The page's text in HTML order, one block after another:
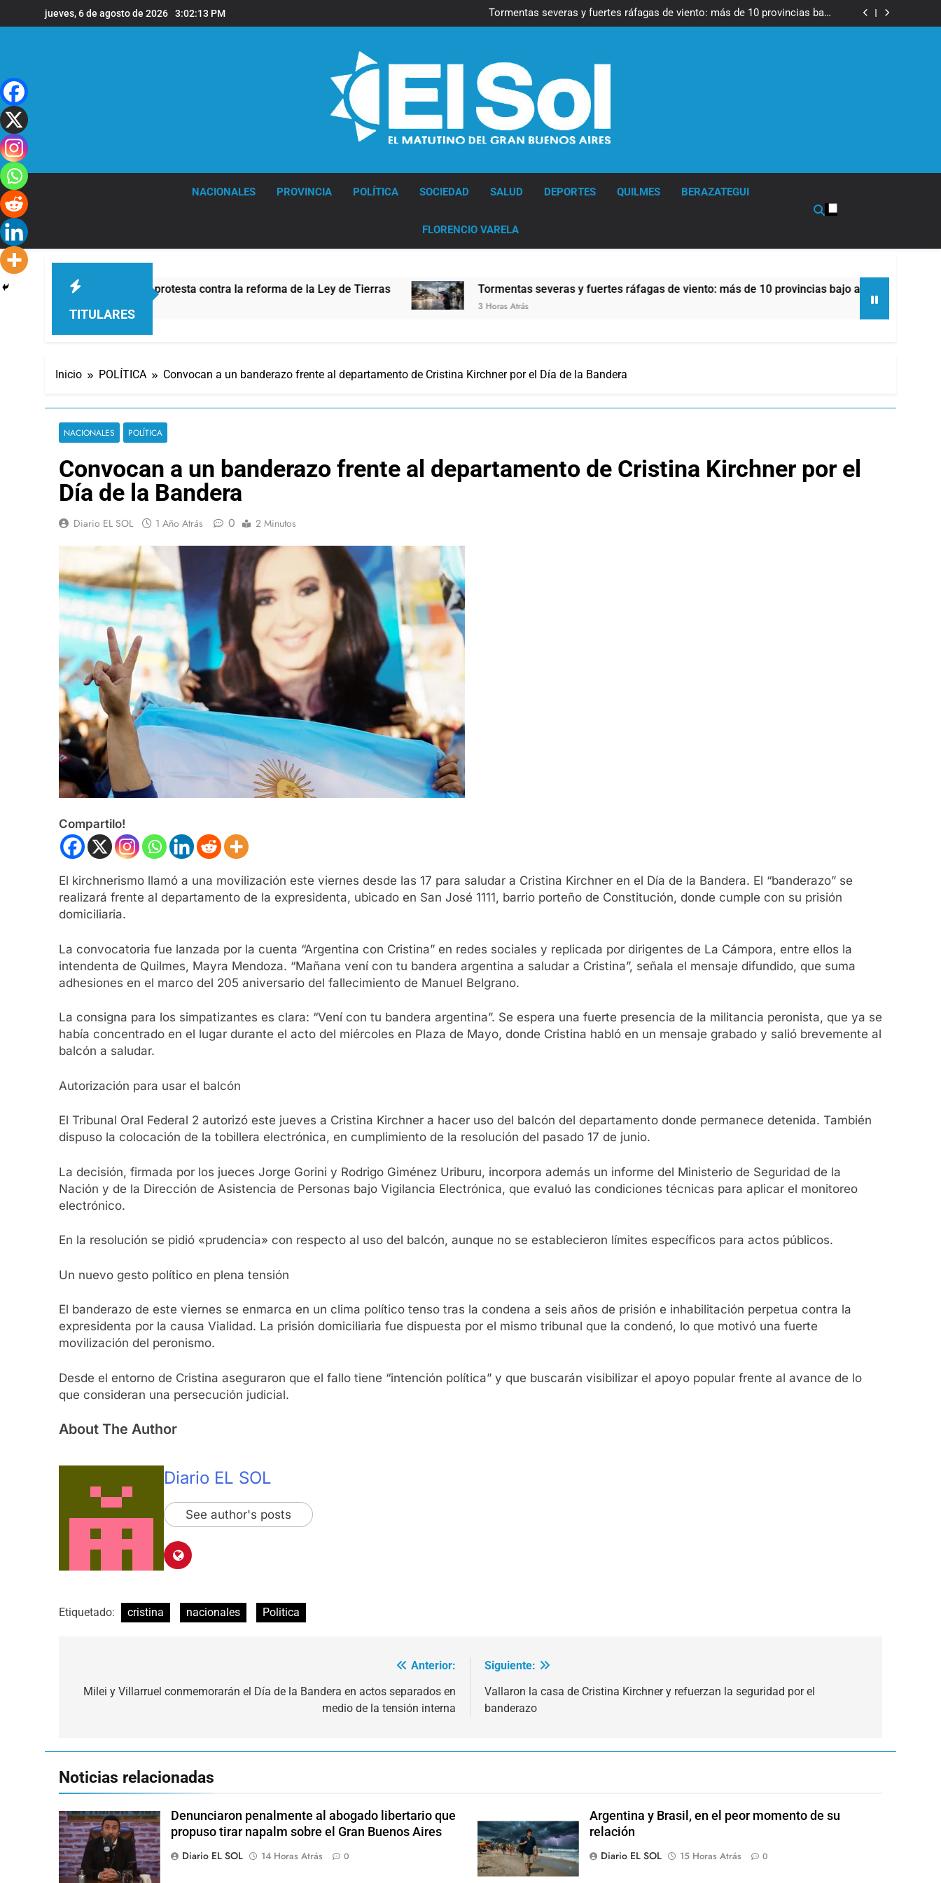
al
jueves, 6 de agosto de 2026 3:02:14 PM
protesta contra la reforma de la Ley de Tierras
Tormentas severas y fuertes ráfagas de viento: más de 10 provincias bajo
alerta meteorológica
Senado debate el proyecto sobre propiedad privada con foco en los
Senado debate el proyecto sobre propiedad privada con foco en los
NACIONALES PROVINCIA POLÍTICA SOCIEDAD SALUD DEPORTES QUILMES BERAZATEGUI
FLORENCIO VARELA
TITULARES
seguridad por la protesta contra la reforma de la Ley de Tierras Tormentas severas y fuertes ráfagas de viento: más de 10 provincias bajo alerta meteorológica
3 Horas Atrás
Inicio POLÍTICA Convocan a un banderazo frente al departamento de Cristina Kirchner por el Día de la Bandera
NACIONALES POLÍTICA
Convocan a un banderazo frente al departamento de Cristina Kirchner por el
Día de la Bandera
Diario EL SOL 1 Año Atrás 0 2 Minutos
Compartilo!
El kirchnerismo llamó a una movilización este viernes desde las 17 para saludar a Cristina Kirchner en el Día de la Bandera. El “banderazo” se
realizará frente al departamento de la expresidenta, ubicado en San José 1111, barrio porteño de Constitución, donde cumple con su prisión
domiciliaria.
La convocatoria fue lanzada por la cuenta “Argentina con Cristina” en redes sociales y replicada por dirigentes de La Cámpora, entre ellos la
intendenta de Quilmes, Mayra Mendoza. “Mañana vení con tu bandera argentina a saludar a Cristina”, señala el mensaje difundido, que suma
adhesiones en el marco del 205 aniversario del fallecimiento de Manuel Belgrano.
La consigna para los simpatizantes es clara: “Vení con tu bandera argentina”. Se espera una fuerte presencia de la militancia peronista, que ya se
había concentrado en el lugar durante el acto del miércoles en Plaza de Mayo, donde Cristina habló en un mensaje grabado y salió brevemente al
balcón a saludar.
Autorización para usar el balcón
El Tribunal Oral Federal 2 autorizó este jueves a Cristina Kirchner a hacer uso del balcón del departamento donde permanece detenida. También
dispuso la colocación de la tobillera electrónica, en cumplimiento de la resolución del pasado 17 de junio.
La decisión, firmada por los jueces Jorge Gorini y Rodrigo Giménez Uriburu, incorpora además un informe del Ministerio de Seguridad de la
Nación y de la Dirección de Asistencia de Personas bajo Vigilancia Electrónica, que evaluó las condiciones técnicas para aplicar el monitoreo
electrónico.
En la resolución se pidió «prudencia» con respecto al uso del balcón, aunque no se establecieron límites específicos para actos públicos.
Un nuevo gesto político en plena tensión
El banderazo de este viernes se enmarca en un clima político tenso tras la condena a seis años de prisión e inhabilitación perpetua contra la
expresidenta por la causa Vialidad. La prisión domiciliaria fue dispuesta por el mismo tribunal que la condenó, lo que motivó una fuerte
movilización del peronismo.
Desde el entorno de Cristina aseguraron que el fallo tiene “intención política” y que buscarán visibilizar el apoyo popular frente al avance de lo
que consideran una persecución judicial.
About The Author
Diario EL SOL
See author's posts
Etiquetado: cristina nacionales Politica
de
Anterior:
Milei y Villarruel conmemorarán el Día de la Bandera en actos separados en
medio de la tensión interna
Siguiente:
Vallaron la casa de Cristina Kirchner y refuerzan la seguridad por el
banderazo
Noticias relacionadas
Denunciaron penalmente al abogado libertario que
propuso tirar napalm sobre el Gran Buenos Aires
Diario EL SOL
14 Horas Atrás 0
Argentina y Brasil, en el peor momento de su
relación
Diario EL SOL
15 Horas Atrás 0